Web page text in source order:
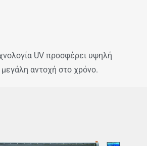
UV προσφέρει υψηλή
μεγάλη αντοχή στο χρόνο.